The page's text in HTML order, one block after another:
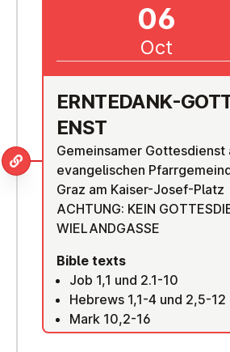
ERNTEDANK-
ENST
Gemeinsamer Gottesdienst
evangelischen
Graz am Kaiser-Josef-Platz
ACHTUNG: KEIN
WIELANDGASSE
Bible texts
Job 1,1 und 2.1-10
Hebrews 1,1-4 und 2,5-12
Mark 10,2-16
06
Oct